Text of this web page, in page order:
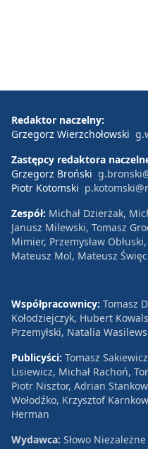
Redaktor naczelny:
Grzegorz Wierzchołowski
Zastępcy redaktora
Grzegorz Broński
Piotr Kotomski
Zespół: Michał Dzierżak,
Janusz Milewski, Tomasz
Mimier, Przemysław
Mateusz Mol, Mateusz
Współpracownicy: Tomasz
Kołodziejczyk, Hubert
Przemyłski, Natalia
Publicyści: Tomasz
Lisiewicz, Michał Rachoń,
Piotr Nisztor, Adrian
Wołodźko, Krzysztof
Herman
Wydawca: Słowo